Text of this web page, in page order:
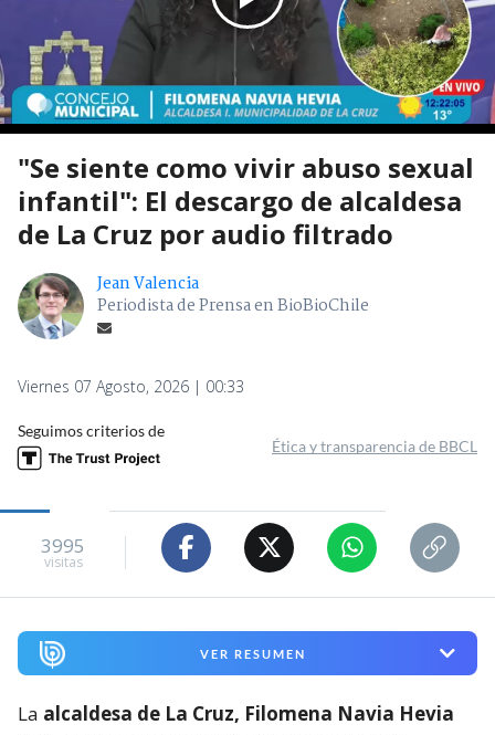
"Se siente como vivir abuso sexual
infantil": El descargo de alcaldesa
de La Cruz por audio filtrado
Jean Valencia
Periodista de Prensa en BioBioChile
Viernes 07 Agosto, 2026 | 00:33
Seguimos criterios de
Ética y transparencia de BBCL
3995
visitas
VER RESUMEN
La alcaldesa de La Cruz, Filomena Navia Hevia